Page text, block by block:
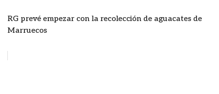
RG prevé empezar con la recolección de aguacates de
Marruecos